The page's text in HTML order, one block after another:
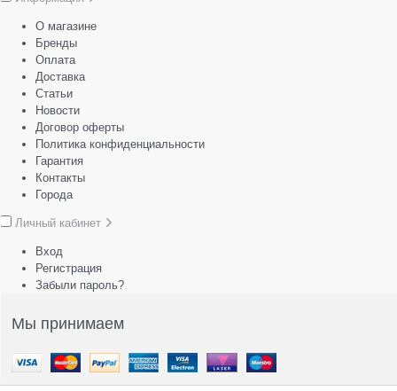
О магазине
Бренды
Оплата
Доставка
Статьи
Новости
Договор оферты
Политика конфиденциальности
Гарантия
Контакты
Города
Личный кабинет
Вход
Регистрация
Забыли пароль?
Мы принимаем